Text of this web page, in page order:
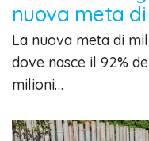
nuova meta
La nuova meta di
dove nasce il 92%
milioni…